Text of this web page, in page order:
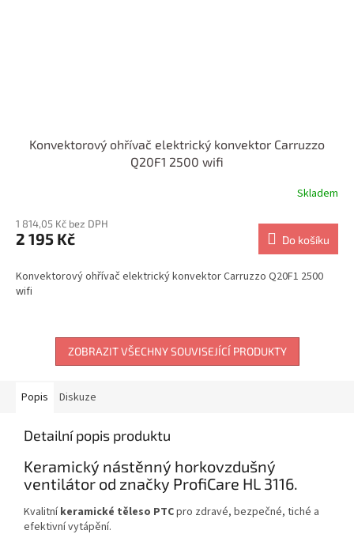
Konvektorový ohřívač elektrický konvektor Carruzzo
Q20F1 2500 wifi
Skladem
1 814,05 Kč bez DPH
2 195 Kč Do košíku
Konvektorový ohřívač elektrický konvektor Carruzzo Q20F1 2500
wifi
ZOBRAZIT VŠECHNY SOUVISEJÍCÍ PRODUKTY
Popis Diskuze
Detailní popis produktu
Keramický nástěnný horkovzdušný
ventilátor od značky ProfiCare HL 3116.
Kvalitní keramické těleso PTCpro zdravé, bezpečné, tiché a
efektivní vytápění.